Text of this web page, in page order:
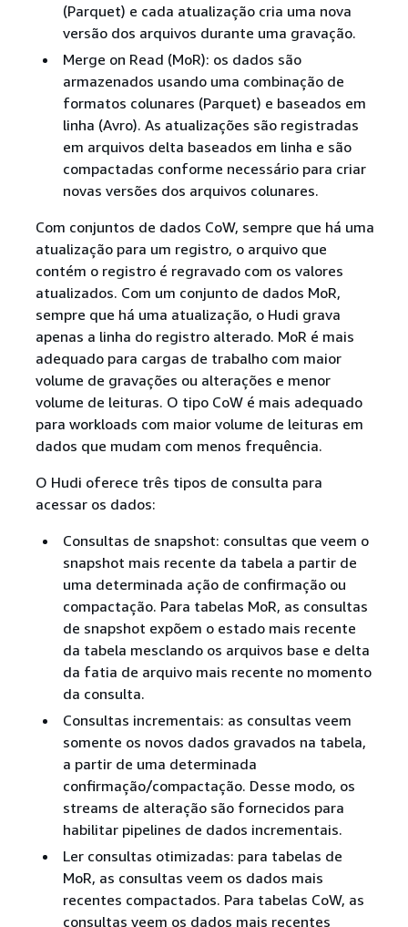
(Parquet) e cada atualização cria uma nova
versão dos arquivos durante uma gravação.
Merge on Read (MoR): os dados são
armazenados usando uma combinação de
formatos colunares (Parquet) e baseados em
linha (Avro). As atualizações são registradas
em arquivos delta baseados em linha e são
compactadas conforme necessário para criar
novas versões dos arquivos colunares.
Com conjuntos de dados CoW, sempre que há uma
atualização para um registro, o arquivo que
contém o registro é regravado com os valores
atualizados. Com um conjunto de dados MoR,
sempre que há uma atualização, o Hudi grava
apenas a linha do registro alterado. MoR é mais
adequado para cargas de trabalho com maior
volume de gravações ou alterações e menor
volume de leituras. O tipo CoW é mais adequado
para workloads com maior volume de leituras em
dados que mudam com menos frequência.
O Hudi oferece três tipos de consulta para
acessar os dados:
Consultas de snapshot: consultas que veem o
snapshot mais recente da tabela a partir de
uma determinada ação de confirmação ou
compactação. Para tabelas MoR, as consultas
de snapshot expõem o estado mais recente
da tabela mesclando os arquivos base e delta
da fatia de arquivo mais recente no momento
da consulta.
Consultas incrementais: as consultas veem
somente os novos dados gravados na tabela,
a partir de uma determinada
confirmação/compactação. Desse modo, os
streams de alteração são fornecidos para
habilitar pipelines de dados incrementais.
Ler consultas otimizadas: para tabelas de
MoR, as consultas veem os dados mais
recentes compactados. Para tabelas CoW, as
consultas veem os dados mais recentes